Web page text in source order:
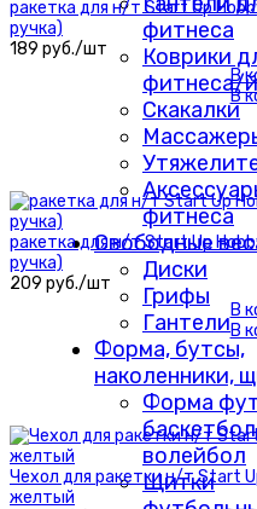
фитнеса
Коврики
фитнеса/
Скакалки
фитнеса
Свободные
Диски
Грифы
Гантели
Форма, бутсы,
наколенники,
Форма
волейбол
Щитки
ракетка для н/т Start Up
ручка)
189 руб./шт
В
В
ракетка для н/т Start Up
ручка)
209 руб./шт
В
В
Чехол для ракетки н/т Start
желтый